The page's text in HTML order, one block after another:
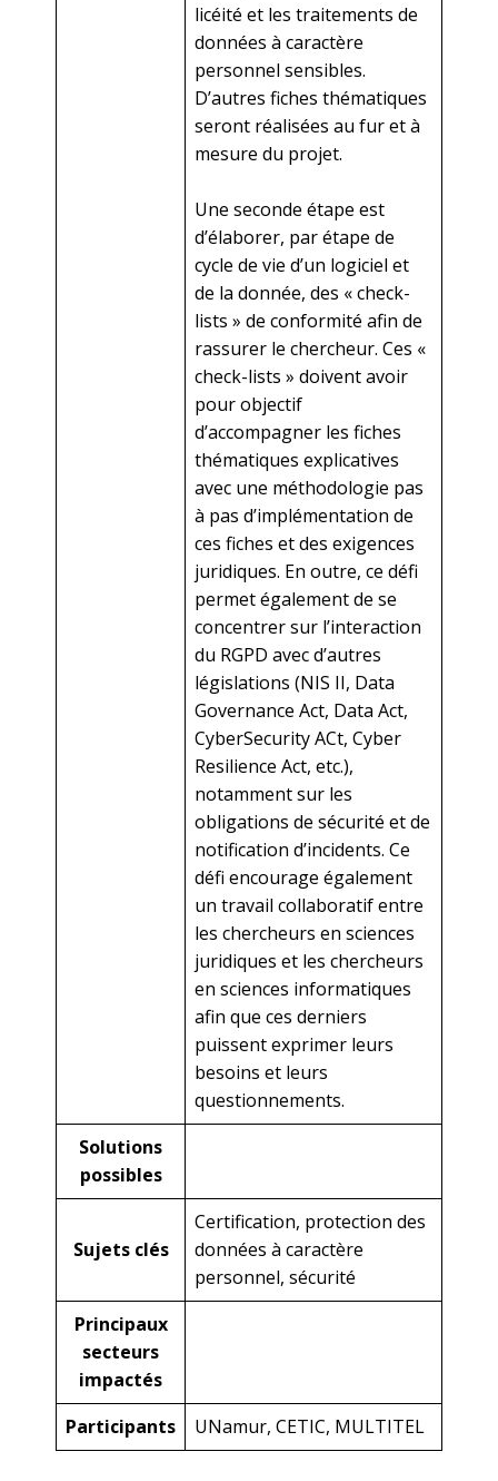
licéité et les traitements de
données à caractère
personnel sensibles.
D’autres fiches thématiques
seront réalisées au fur et à
mesure du projet.
Une seconde étape est
d’élaborer, par étape de
cycle de vie d’un logiciel et
de la donnée, des « check-
lists » de conformité afin de
rassurer le chercheur. Ces «
check-lists » doivent avoir
pour objectif
d’accompagner les fiches
thématiques explicatives
avec une méthodologie pas
à pas d’implémentation de
ces fiches et des exigences
juridiques. En outre, ce défi
permet également de se
concentrer sur l’interaction
du RGPD avec d’autres
législations (NIS II, Data
Governance Act, Data Act,
CyberSecurity ACt, Cyber
Resilience Act, etc.),
notamment sur les
obligations de sécurité et de
notification d’incidents. Ce
défi encourage également
un travail collaboratif entre
les chercheurs en sciences
juridiques et les chercheurs
en sciences informatiques
afin que ces derniers
puissent exprimer leurs
besoins et leurs
questionnements.
Solutions
possibles
Sujets clés
Certification, protection des
données à caractère
personnel, sécurité
Principaux
secteurs
impactés
Participants
UNamur, CETIC, MULTITEL